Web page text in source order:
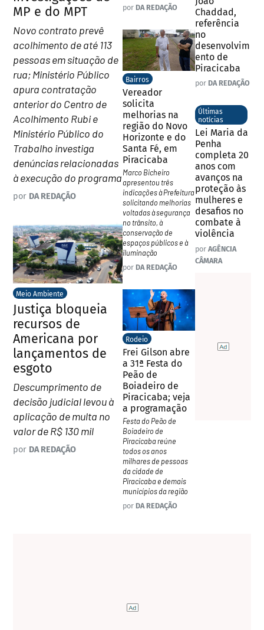
MP e do MPT
Novo contrato prevê
acolhimento de até 113
pessoas em situação de
rua; Ministério Público
apura contratação
anterior do Centro de
Acolhimento Rubi e
Ministério Público do
Trabalho investiga
denúncias relacionadas
à execução do programa
por DA REDAÇÃO
Meio Ambiente
Justiça bloqueia
recursos de
Americana por
lançamentos de
esgoto
Descumprimento de
decisão judicial levou à
aplicação de multa no
valor de R$ 130 mil
por DA REDAÇÃO
por DA REDAÇÃO
Bairros
Vereador
solicita
melhorias na
região do Novo
Horizonte e do
Santa Fé, em
Piracicaba
Marco Bicheiro
apresentou três
indicações à Prefeitura
solicitando melhorias
voltadas à segurança
no trânsito, à
conservação de
espaços públicos e à
iluminação
por DA REDAÇÃO
Rodeio
Frei Gilson abre
a 31ª Festa do
Peão de
Boiadeiro de
Piracicaba; veja
a programação
Festa do Peão de
Boiadeiro de
Piracicaba reúne
todos os anos
milhares de pessoas
da cidade de
Piracicaba e demais
municípios da região
por DA REDAÇÃO
Chaddad,
referência
no
desenvolvim
ento de
Piracicaba
por DA REDAÇÃO
Últimas
notícias
Lei Maria da
Penha
completa 20
anos com
avanços na
proteção às
mulheres e
desafios no
combate à
violência
por AGÊNCIA
CÂMARA